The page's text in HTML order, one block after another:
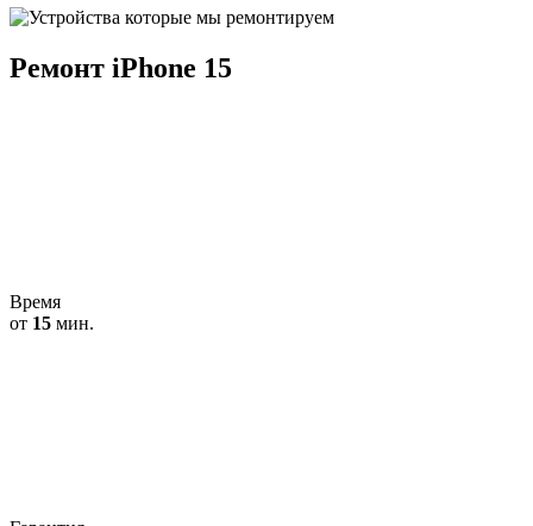
Ремонт iPhone 15
Время
от 15 мин.